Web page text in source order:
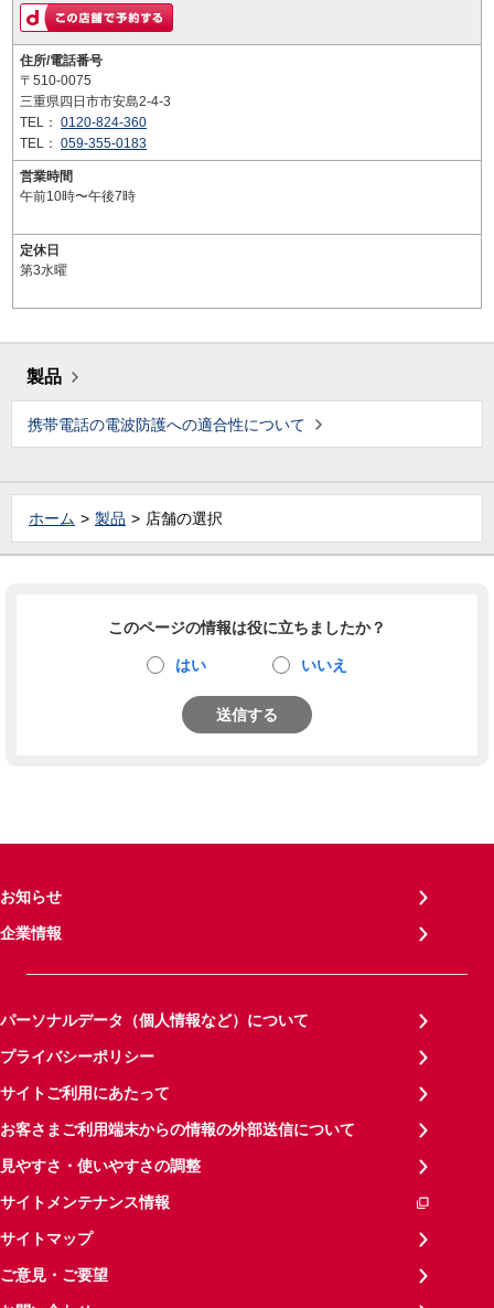
住所/電話番号
〒510-0075
三重県四日市市安島2-4-3
TEL： 0120-824-360
TEL： 059-355-0183
営業時間
午前10時〜午後7時
定休日
第3水曜
製品
携帯電話の電波防護への適合性について
ホーム 製品 店舗の選択
このページの情報は役に立ちましたか？
はい いいえ
送信する
お知らせ
企業情報
パーソナルデータ（個人情報など）について
プライバシーポリシー
サイトご利用にあたって
お客さまご利用端末からの情報の外部送信について
見やすさ・使いやすさの調整
サイトメンテナンス情報
サイトマップ
ご意見・ご要望